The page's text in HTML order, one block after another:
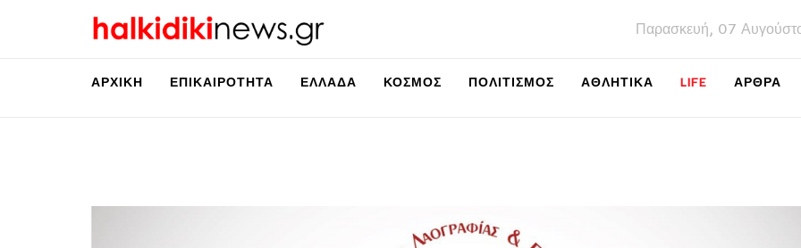
Παρασκευή, 07
ΑΡΧΙΚΉ ΕΠΙΚΑΙΡΌΤΗΤΑ ΕΛΛΆΔΑ ΚΌΣΜΟΣ ΠΟΛΙΤΙΣΜΌΣ ΑΘΛΗΤΙΚΆ LIFE ΑΡΘΡΑ